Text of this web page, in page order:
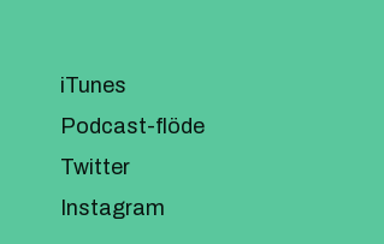
iTunes
Podcast-flöde
Twitter
Instagram